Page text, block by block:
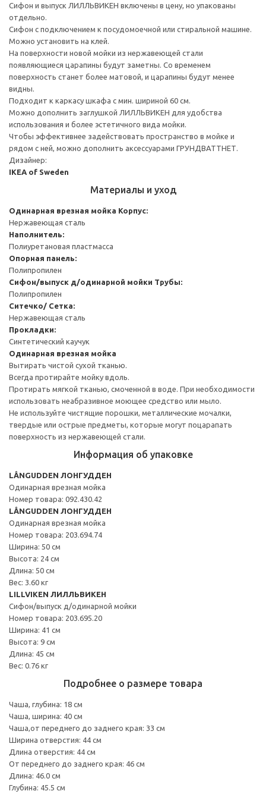
Сифон и выпуск ЛИЛЛЬВИКЕН включены в цену, но упакованы
отдельно.
Сифон с подключением к посудомоечной или стиральной машине.
Можно установить на клей.
На поверхности новой мойки из нержавеющей стали
появляющиеся царапины будут заметны. Со временем
поверхность станет более матовой, и царапины будут менее
видны.
Подходит к каркасу шкафа с мин. шириной 60 см.
Можно дополнить заглушкой ЛИЛЛЬВИКЕН для удобства
использования и более эстетичного вида мойки.
Чтобы эффективнее задействовать пространство в мойке и
рядом с ней, можно дополнить аксессуарами ГРУНДВАТТНЕТ.
Дизайнер:
IKEA of Sweden
Материалы и уход
Одинарная врезная мойка Корпус:
Нержавеющая сталь
Наполнитель:
Полиуретановая пластмасса
Опорная панель:
Полипропилен
Сифон/выпуск д/одинарной мойки Трубы:
Полипропилен
Ситечко/ Сетка:
Нержавеющая сталь
Прокладки:
Синтетический каучук
Одинарная врезная мойка
Вытирать чистой сухой тканью.
Всегда протирайте мойку вдоль.
Протирать мягкой тканью, смоченной в воде. При необходимости
использовать неабразивное моющее средство или мыло.
Не используйте чистящие порошки, металлические мочалки,
твердые или острые предметы, которые могут поцарапать
поверхность из нержавеющей стали.
Информация об упаковке
LÅNGUDDEN ЛОНГУДДЕН
Одинарная врезная мойка
Номер товара: 092.430.42
LÅNGUDDEN ЛОНГУДДЕН
Одинарная врезная мойка
Номер товара: 203.694.74
Ширина: 50 см
Высота: 24 см
Длина: 50 см
Вес: 3.60 кг
LILLVIKEN ЛИЛЛЬВИКЕН
Сифон/выпуск д/одинарной мойки
Номер товара: 203.695.20
Ширина: 41 см
Высота: 9 см
Длина: 45 см
Вес: 0.76 кг
Подробнее о размере товара
Чаша, глубина: 18 см
Чаша, ширина: 40 см
Чаша,от переднего до заднего края: 33 см
Ширина отверстия: 44 см
Длина отверстия: 44 см
От переднего до заднего края: 46 см
Длина: 46.0 см
Глубина: 45.5 см